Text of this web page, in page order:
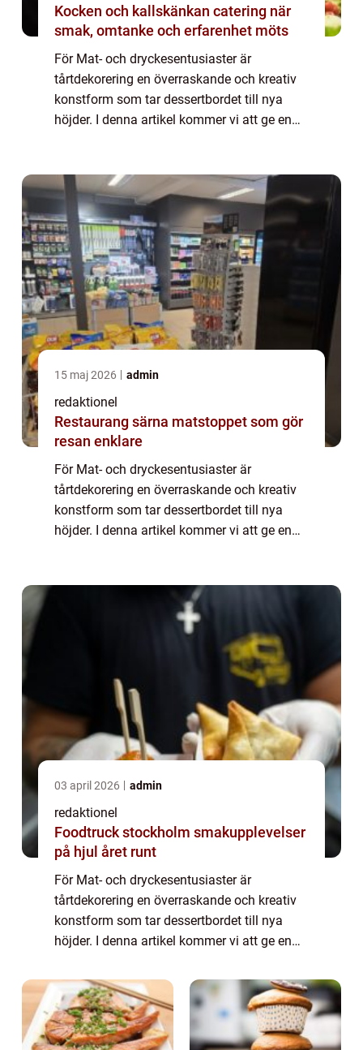
Kocken och kallskänkan catering när
smak, omtanke och erfarenhet möts
För Mat- och dryckesentusiaster är
tårtdekorering en överraskande och kreativ
konstform som tar dessertbordet till nya
höjder. I denna artikel kommer vi att ge en
15 maj 2026 admin
redaktionel
Restaurang särna matstoppet som gör
resan enklare
För Mat- och dryckesentusiaster är
tårtdekorering en överraskande och kreativ
konstform som tar dessertbordet till nya
höjder. I denna artikel kommer vi att ge en
03 april 2026 admin
redaktionel
Foodtruck stockholm smakupplevelser
på hjul året runt
För Mat- och dryckesentusiaster är
tårtdekorering en överraskande och kreativ
konstform som tar dessertbordet till nya
höjder. I denna artikel kommer vi att ge en
typer av tårtdekorationer, populära trender...